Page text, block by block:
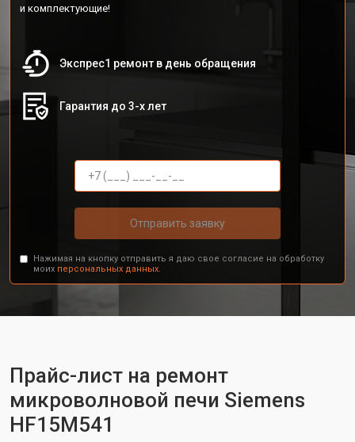
и комплектующие!
Экспрес1 ремонт в день обращения
Гарантия до 3-х лет
Отправить заявку
Нажимая на кнопку отправить я даю свое согласие на обработку
моих персональных данных.
Прайс-лист на ремонт
микроволновой печи Siemens
HF15M541